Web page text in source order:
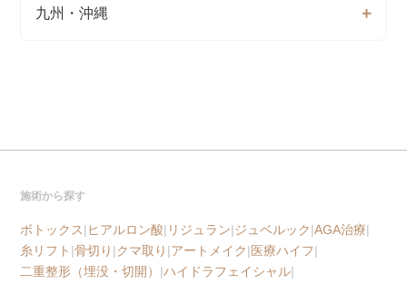
九州・沖縄
施術から探す
ボトックス|ヒアルロン酸| リジュラン|ジュベルック|AGA治療|
糸リフト |骨切り |クマ取り |アートメイク|医療ハイフ|
二重整形（埋没・切開） |ハイドラフェイシャル|